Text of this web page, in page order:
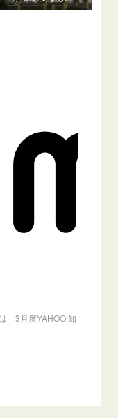
「3月度YAHOO!知